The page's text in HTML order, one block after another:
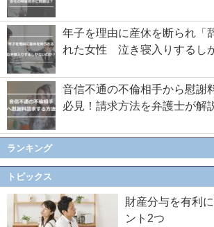
年子を理由に産休を断られ「
れた女性 泣き寝入りするし
音信不通の不倫相手から慰謝
必見！請求方法を弁護士が解
ランキング
トピックス
財産分与を有利
ント2つ